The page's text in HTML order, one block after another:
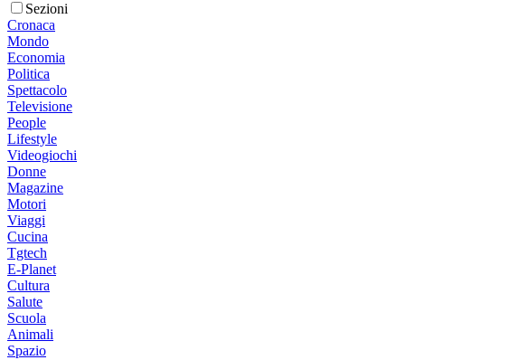
Sezioni
Cronaca
Mondo
Economia
Politica
Spettacolo
Televisione
People
Lifestyle
Videogiochi
Donne
Magazine
Motori
Viaggi
Cucina
Tgtech
E-Planet
Cultura
Salute
Scuola
Animali
Spazio